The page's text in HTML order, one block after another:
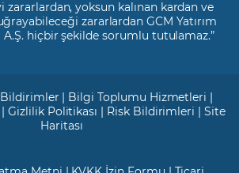
zararlardan, yoksun kalınan kardan ve
zararlardan GCM Yatırım
hiçbir şekilde sorumlu tutulamaz.”
Bildirimler | Bilgi Toplumu Hizmetleri |
|Gizlilik Politikası | Risk Bildirimleri |Site
Haritası